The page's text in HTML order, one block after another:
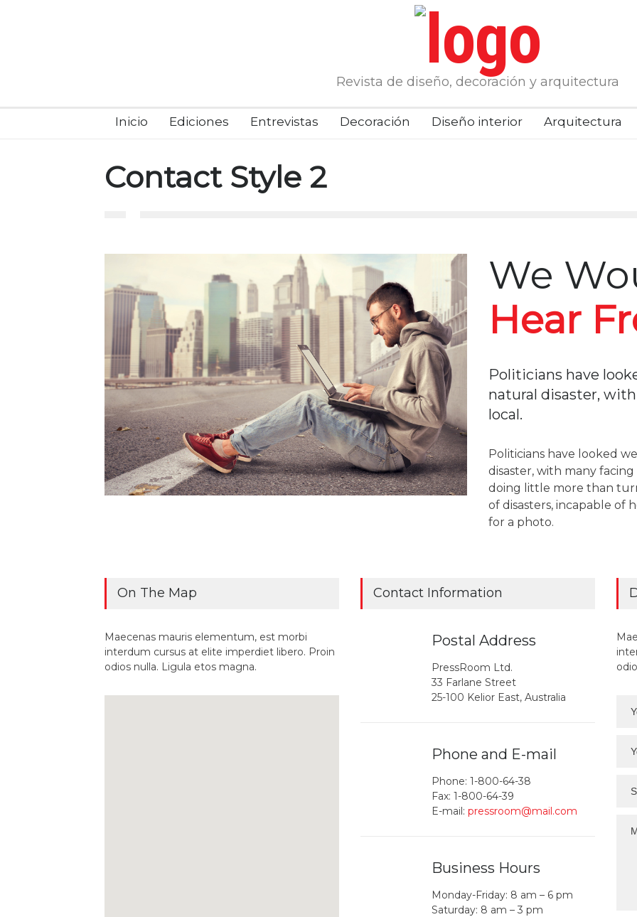
Revista de diseño, decoración y arquitectura
Inicio Ediciones Entrevistas Decoración Diseño interior Arquitectura
Contact Style 2
We
Hear
Politicians have
natural disaster,
local.
Politicians have looked
disaster, with many
doing little more than
of disasters, incapable of
for a photo.
On The Map
Maecenas mauris elementum, est morbi
interdum cursus at elite imperdiet libero. Proin
odios nulla. Ligula etos magna.
Contact Information
Postal Address
PressRoom Ltd.
33 Farlane Street
25-100 Kelior East, Australia
Phone and E-mail
Phone: 1-800-64-38
Fax: 1-800-64-39
E-mail: pressroom@mail.com
Business Hours
Monday-Friday: 8 am – 6 pm
Saturday: 8 am – 3 pm